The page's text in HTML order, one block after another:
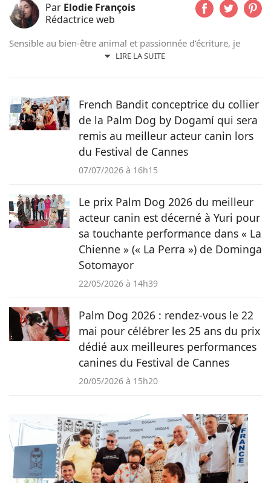
Par Elodie François
Rédactrice web
LIRE LA SUITE
Sensible au bien-être animal et passionnée d’écriture, je
conjugue mes deux univers en tant que rédactrice et
d’inspiration et compagnon de toutes mes journées de
travail.
French Bandit conceptrice du collier
de la Palm Dog by Dogamí qui sera
remis au meilleur acteur canin lors
du Festival de Cannes
07/07/2026 à 16h15
Le prix Palm Dog 2026 du meilleur
acteur canin est décerné à Yuri pour
sa touchante performance dans « La
Chienne » (« La Perra ») de Dominga
Sotomayor
22/05/2026 à 14h39
Palm Dog 2026 : rendez-vous le 22
mai pour célébrer les 25 ans du prix
dédié aux meilleures performances
canines du Festival de Cannes
20/05/2026 à 15h20